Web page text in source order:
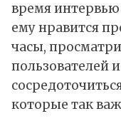
время интервью
ему нравится
часы,
пользователей
которые так